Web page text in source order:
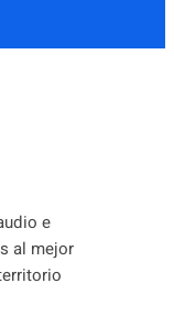
e
al mejor